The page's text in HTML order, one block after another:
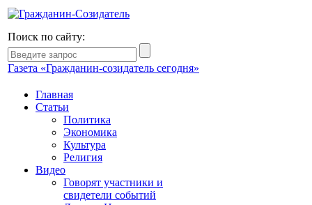
Поиск по сайту:
Газета «Гражданин-созидатель сегодня»
Главная
Статьи
Политика
Экономика
Культура
Религия
Видео
Говорят участники и
свидетели событий